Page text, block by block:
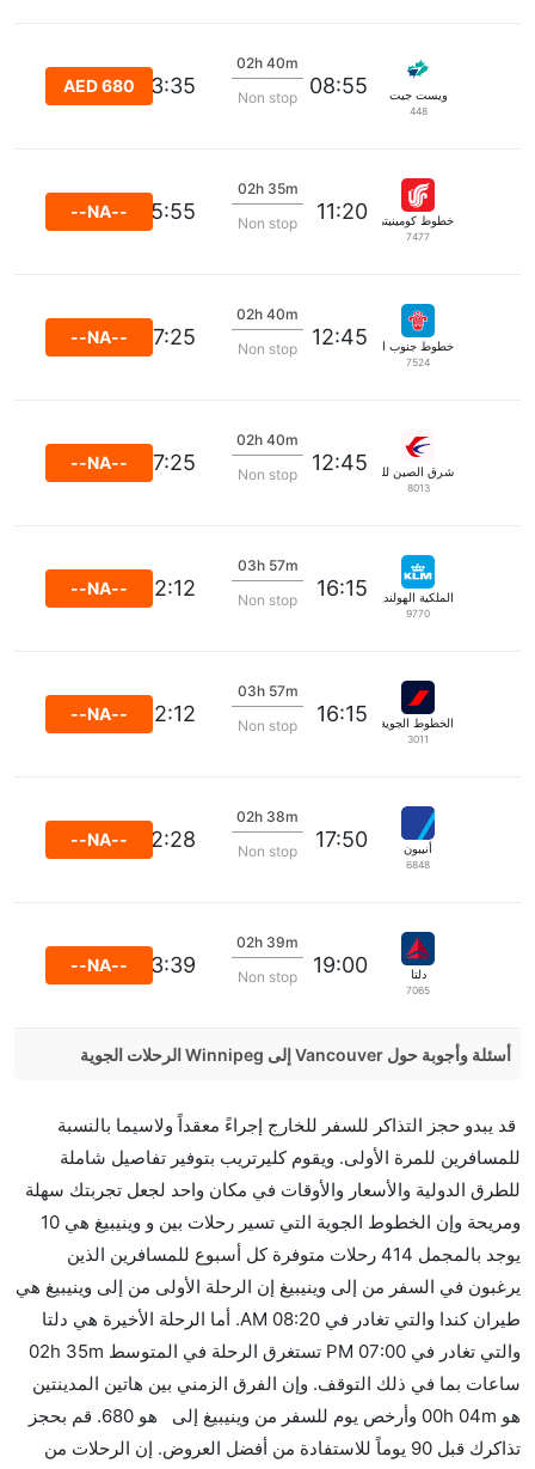
ويست جيت
448
08:55
02h 40m
Non stop
13:35
AED 680
خطوط كومينيتي الجوية
7477
11:20
02h 35m
Non stop
15:55
--NA--
خطوط جنوب الصين الجوية
7524
12:45
02h 40m
Non stop
17:25
--NA--
شرق الصين للطيران
8013
12:45
02h 40m
Non stop
17:25
--NA--
الملكية الهولندية كي إل إم
9770
16:15
03h 57m
Non stop
22:12
--NA--
الخطوط الجوية الفرنسية
3011
16:15
03h 57m
Non stop
22:12
--NA--
أنيبون
6848
17:50
02h 38m
Non stop
22:28
--NA--
دلتا
7065
19:00
02h 39m
Non stop
23:39
--NA--
أسئلة وأجوبة حول Vancouver إلى Winnipeg الرحلات الجوية
من إلىوينيبيغ مما تستغرقه الخطوط الجوية الأخرى؟
نعم. توفر كل من WestJet أسرع رحلات الطيران على هذا
الطريق،
هل توفر شركات الطيران مساحة إضافية للنوم؟
كثير من خطوط طيران درجة رجال الأعمال توفر مساحة
إضافية للنوم.
هل يمكنني حمل طعامي الخاص؟
نعم، يمكنك حمل طعامك الخاص، و لكن يجب أن يكون معبئا
بشكل جيد.
هل سيقدم لي الكحول على متن رحلة من إلى وينيبيغ؟
قد يبدو حجز التذاكر للسفر للخارج إجراءً معقداً ولاسيما بالنسبة
للمسافرين للمرة الأولى. ويقوم كليرتريب بتوفير تفاصيل شاملة
للطرق الدولية والأسعار والأوقات في مكان واحد لجعل تجربتك سهلة
ومريحة وإن الخطوط الجوية التي تسير رحلات بين و وينيبيغ هي 10
يوجد بالمجمل 414 رحلات متوفرة كل أسبوع للمسافرين الذين
يرغبون في السفر من إلى وينيبيغ إن الرحلة الأولى من إلى وينيبيغ هي
طيران كندا والتي تغادر في 08:20 AM. أما الرحلة الأخيرة هي دلتا
والتي تغادر في 07:00 PM تستغرق الرحلة في المتوسط 02h 35m
ساعات بما في ذلك التوقف. وإن الفرق الزمني بين هاتين المدينتين
هو 00h 04m وأرخص يوم للسفر من وينيبيغ إلى هو 680. قم بحجز
تذاكرك قبل 90 يوماً للاستفادة من أفضل العروض. إن الرحلات من